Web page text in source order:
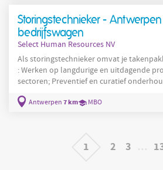
Je voert de eerste-stukcontrole uit om
Storingstechnieker -
bedrijfswagen
Select Human Resources NV
Als storingstechnieker omvat je
: Werken op langdurige en uitdagende projecten in diverse
sectoren; Preventief en curatief onderhoud van de machines;
Antwerpen 7 km MBO
1 2 3